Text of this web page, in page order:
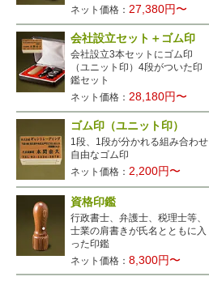
ネット価格：27,380円〜
会社設立セット＋ゴム印
会社設立3本セットにゴム印
（ユニット印）4段がついた印
鑑セット
ネット価格：28,180円〜
ゴム印（ユニット印）
1段、1段が分かれる組み合わせ
自由なゴム印
ネット価格：2,200円〜
資格印鑑
行政書士、弁護士、税理士等、
士業の肩書きが氏名とともに入
った印鑑
ネット価格：8,300円〜